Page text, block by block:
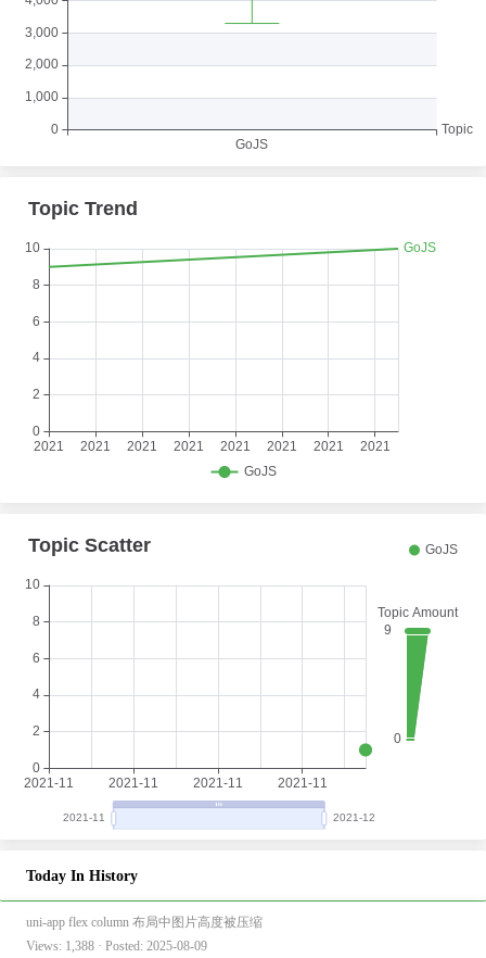
Today In History
uni-app flex column 布局中图片高度被压缩
Views: 1,388 · Posted: 2025-08-09